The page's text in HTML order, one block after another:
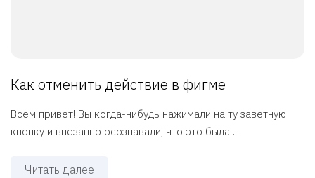
Как отменить действие в фигме
Всем привет! Вы когда-нибудь нажимали на ту заветную
кнопку и внезапно осознавали, что это была ...
Читать далее